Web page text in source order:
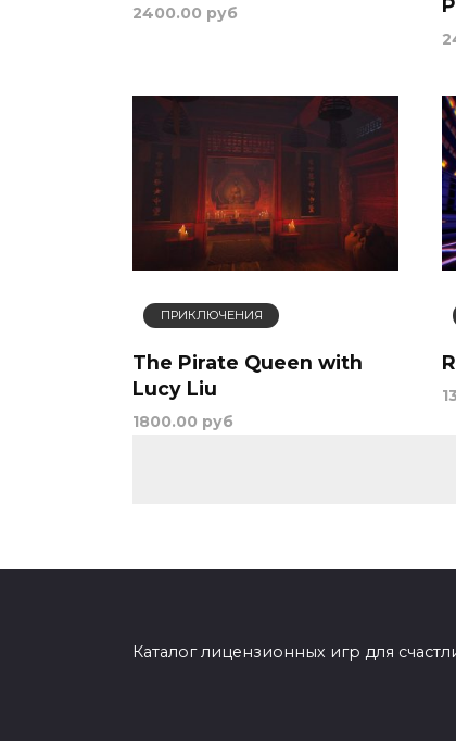
2400.00 руб
ПРИКЛЮЧЕНИЯ
The Pirate Queen with
Lucy Liu
1800.00 руб
Каталог лицензионных игр для